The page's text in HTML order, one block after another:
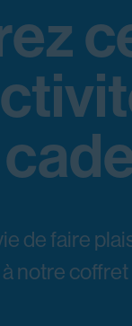
de faire
notre